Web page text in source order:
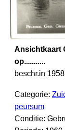
Ansichtkaart
op...........
beschr.in 1958
Categorie:
peursum
Conditie: